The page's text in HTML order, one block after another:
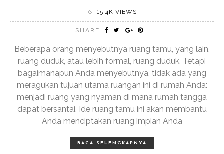
15.4K VIEWS
SHARE
Beberapa orang menyebutnya ruang tamu, yang lain,
ruang duduk, atau lebih formal, ruang duduk. Tetapi
bagaimanapun Anda menyebutnya, tidak ada yang
meragukan tujuan utama ruangan ini di rumah Anda:
menjadi ruang yang nyaman di mana rumah tangga
dapat bersantai. Ide ruang tamu ini akan membantu
Anda menciptakan ruang impian Anda
BACA SELENGKAPNYA